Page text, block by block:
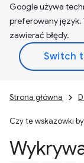
Google używa
preferowany język.
zawierać błędy.
Strona główna
Czy te wskazówki